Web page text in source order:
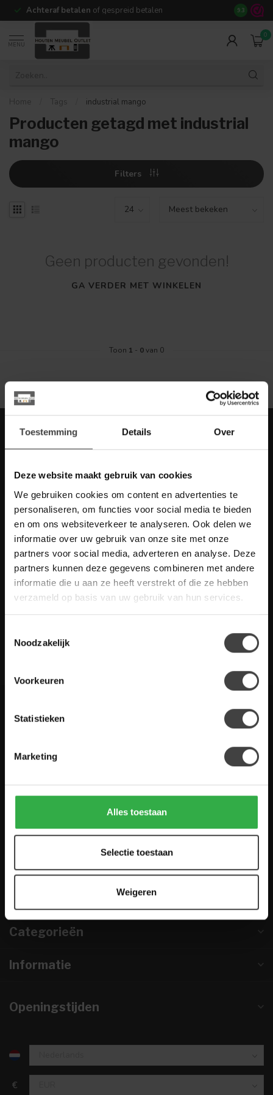
Toestemming Details Over
Deze website maakt gebruik van cookies
We gebruiken cookies om content en advertenties te
personaliseren, om functies voor social media te bieden
en om ons websiteverkeer te analyseren. Ook delen we
informatie over uw gebruik van onze site met onze
partners voor social media, adverteren en analyse. Deze
partners kunnen deze gegevens combineren met andere
informatie die u aan ze heeft verstrekt of die ze hebben
verzameld op basis van uw gebruik van hun services.
Noodzakelijk
Voorkeuren
Statistieken
Marketing
Alles toestaan
Selectie toestaan
Weigeren
Achteraf betalen of gespreid betalen 14 dagen
9.3
MENU
0
Home Tags industrial mango
Producten getagd met industrial
mango
Filters
Geen producten gevonden!
GA VERDER MET WINKELEN
Toon 1 - 0van 0
Meer informatie
Heb je vragen over onze artikelen of jouw aankoop? Bekijk dan
de klantenservice pagina. Daar staan antwoorden op veel
gestelde vragen. Staat jouw vraag er niet tussen? Dan staat er
ook vermeld hoe je contact met ons kunt opnemen.
Klantenservice
Meld je aan voor onze nieuwbrief met
scherpe acties
Houten Meubel Outlet
info@houtenmeubeloutlet.nl
NL857253633B01
Categorieën
Informatie
Openingstijden
€